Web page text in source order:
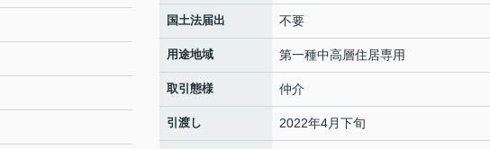
国土法届出 不要
用途地域 第一種中高層住居専用
取引態様 仲介
引渡し 2022年4月下旬